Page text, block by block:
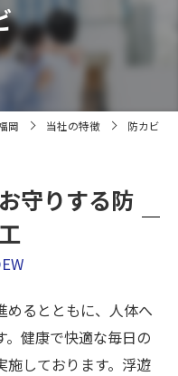
岡 当社の特徴 防カビ
守りする防
めるとともに、人体へ
健康で快適な毎日の
施しております。浮遊